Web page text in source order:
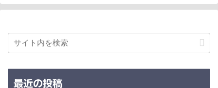
最近の投稿